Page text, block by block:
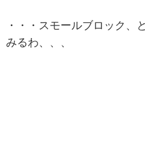
・・・スモールブロック、
みるわ、、、